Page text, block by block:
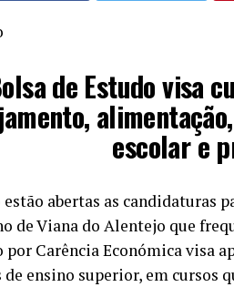
de Estudo visa
escolar e
abertas as candidaturas
de Viana do Alentejo que
por Carência Económica visa
ensino superior, em cursos